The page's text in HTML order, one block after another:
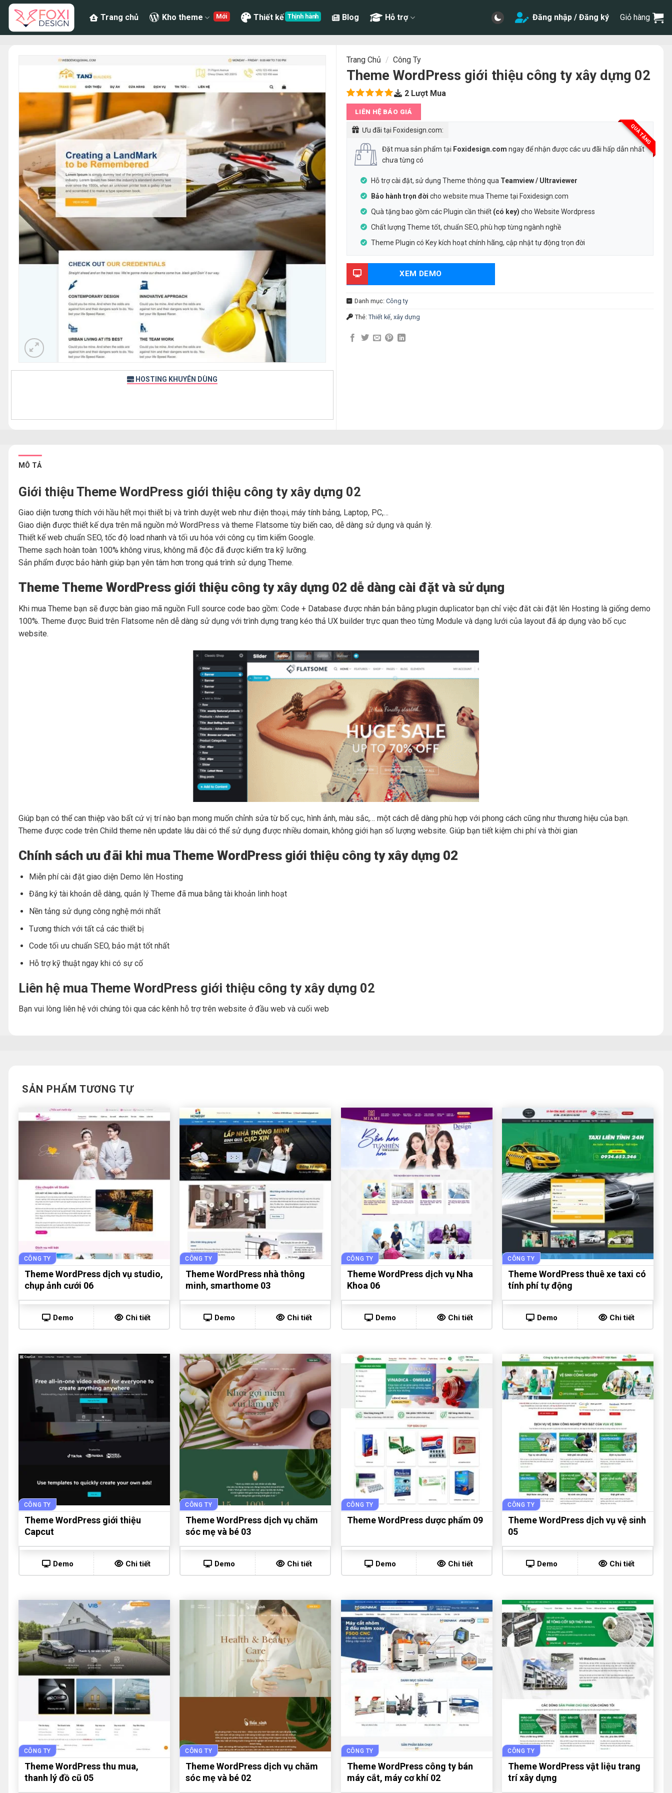
Chuyển
nội
Trang chủ Kho theme Thiết kế Blog Hỗ trợ Đăng nhập / Đăng ký Giỏ hàng
HOSTING KHUYÊN DÙNG
Trang Chủ / Công Ty
Theme WordPress giới thiệu công ty xây dựng 02
5.00trên
5 dựa
trên
1
đánh
giá
2 Lượt Mua
LIÊN HỆ BÁO GIÁ
QUÀ TẶNG
Ưu đãi tại Foxidesign.com:
Đặt mua sản phẩm tại Foxidesign.com ngay để nhận được các ưu đãi hấp dẫn nhất
chưa từng có
Hỗ trợ cài đặt, sử dụng Theme thông qua Teamview / Ultraviewer
Bảo hành trọn đời cho website mua Theme tại Foxidesign.com
Quà tặng bao gồm các Plugin cần thiết (có key) cho Website Wordpress
Chất lượng Theme tốt, chuẩn SEO, phù hợp từng ngành nghề
Theme Plugin có Key kích hoạt chính hãng, cập nhật tự động trọn đời
XEM DEMO
Danh mục: Công ty
Thẻ: Thiết kế, xây dựng
MÔ TẢ
Giới thiệu Theme WordPress giới thiệu công ty xây dựng 02
Giao diện tương thích với hầu hết mọi thiết bị và trình duyệt web như điện thoại, máy tính bảng, Laptop, PC,…
Giao diện được thiết kế dựa trên mã nguồn mở WordPress và theme Flatsome tùy biến cao, dễ dàng sử dụng và quản lý.
Thiết kế web chuẩn SEO, tốc độ load nhanh và tối ưu hóa với công cụ tìm kiếm Google.
Theme sạch hoàn toàn 100% không virus, không mã độc đã được kiểm tra kỹ lưỡng.
Sản phẩm được bảo hành giúp bạn yên tâm hơn trong quá trình sử dụng Theme.
Theme Theme WordPress giới thiệu công ty xây dựng 02 dễ dàng cài đặt và sử dụng
Khi mua Theme bạn sẽ được bàn giao mã nguồn Full source code bao gồm: Code + Database được nhân bản bằng plugin duplicator bạn chỉ việc đăt cài đặt lên Hosting là giống demo
100%. Theme được Buid trên Flatsome nên dễ dàng sử dụng với trình dựng trang kéo thả UX builder trực quan theo từng Module và dạng lưới của layout đã áp dụng vào bố cục
website.
Giúp bạn có thể can thiệp vào bất cứ vị trí nào bạn mong muốn chỉnh sửa từ bố cục, hình ảnh, màu sắc,… một cách dễ dàng phù hợp với phong cách cũng như thương hiệu của bạn.
Theme được code trên Child theme nên update lâu dài có thể sử dụng được nhiều domain, không giới hạn số lượng website. Giúp bạn tiết kiệm chi phí và thời gian
Chính sách ưu đãi khi mua Theme WordPress giới thiệu công ty xây dựng 02
Miễn phí cài đặt giao diện Demo lên Hosting
Đăng ký tài khoản dễ dàng, quản lý Theme đã mua bằng tài khoản linh hoạt
Nền tảng sử dụng công nghệ mới nhất
Tương thích với tất cả các thiết bị
Code tối ưu chuẩn SEO, bảo mật tốt nhất
Hỗ trợ kỹ thuật ngay khi có sự cố
Liên hệ mua Theme WordPress giới thiệu công ty xây dựng 02
Bạn vui lòng liên hệ với chúng tôi qua các kênh hỗ trợ trên website ở đầu web và cuối web
SẢN PHẨM TƯƠNG TỰ
CÔNG TY
Theme WordPress dịch vụ studio,
chụp ảnh cưới 06
Demo Chi tiết
CÔNG TY
Theme WordPress nhà thông
minh, smarthome 03
Demo Chi tiết
CÔNG TY
Theme WordPress dịch vụ Nha
Khoa 06
Demo Chi tiết
CÔNG TY
Theme WordPress thuê xe taxi có
tính phí tự động
Demo Chi tiết
CÔNG TY
Theme WordPress giới thiệu
Capcut
Demo Chi tiết
CÔNG TY
Theme WordPress dịch vụ chăm
sóc mẹ và bé 03
Demo Chi tiết
CÔNG TY
Theme WordPress dược phẩm 09
Demo Chi tiết
CÔNG TY
Theme WordPress dịch vụ vệ sinh
05
Demo Chi tiết
CÔNG TY
Theme WordPress thu mua,
thanh lý đồ cũ 05
CÔNG TY
Theme WordPress dịch vụ chăm
sóc mẹ và bé 02
CÔNG TY
Theme WordPress công ty bán
máy cắt, máy cơ khí 02
CÔNG TY
Theme WordPress vật liệu trang
trí xây dựng